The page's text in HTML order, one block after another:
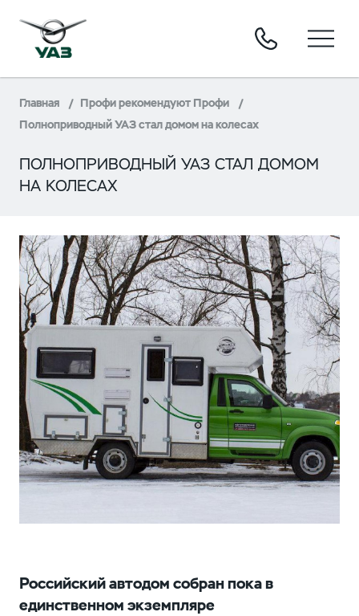
Главная
Профи рекомендуют Профи
Полноприводный УАЗ стал домом на колесах
ПОЛНОПРИВОДНЫЙ УАЗ СТАЛ ДОМОМ
НА КОЛЕСАХ
Российский автодом собран пока в
единственном экземпляре